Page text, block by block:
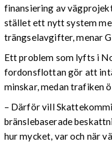
finansiering av
stället ett nytt system
trängselavgifter, menar
Ett problem som lyfts i
fordonsflottan gör att
minskar, medan trafiken
– Därför vill
bränslebaserade
hur mycket, var och när